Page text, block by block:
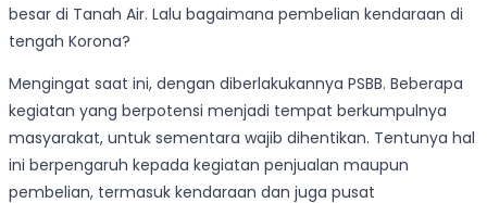
besar di Tanah Air. Lalu bagaimana pembelian kendaraan di
tengah Korona?
Mengingat saat ini, dengan diberlakukannya PSBB. Beberapa
kegiatan yang berpotensi menjadi tempat berkumpulnya
masyarakat, untuk sementara wajib dihentikan. Tentunya hal
ini berpengaruh kepada kegiatan penjualan maupun
pembelian, termasuk kendaraan dan juga pusat